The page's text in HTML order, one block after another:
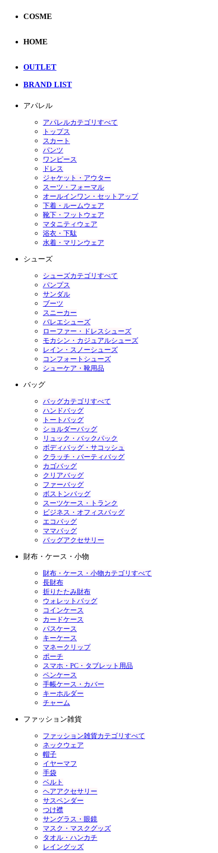
COSME
HOME
OUTLET
BRAND LIST
アパレル
アパレルカテゴリすべて
トップス
スカート
パンツ
ワンピース
ドレス
ジャケット・アウター
スーツ・フォーマル
オールインワン・セットアップ
下着・ルームウェア
靴下・フットウェア
マタニティウェア
浴衣・下駄
水着・マリンウェア
シューズ
シューズカテゴリすべて
パンプス
サンダル
ブーツ
スニーカー
バレエシューズ
ローファー・ドレスシューズ
モカシン・カジュアルシューズ
レイン・スノーシューズ
コンフォートシューズ
シューケア・靴用品
バッグ
バッグカテゴリすべて
ハンドバッグ
トートバッグ
ショルダーバッグ
リュック・バックパック
ボディバッグ・サコッシュ
クラッチ・パーティバッグ
カゴバッグ
クリアバッグ
ファーバッグ
ボストンバッグ
スーツケース・トランク
ビジネス・オフィスバッグ
エコバッグ
ママバッグ
バッグアクセサリー
財布・ケース・小物
財布・ケース・小物カテゴリすべて
長財布
折りたたみ財布
ウォレットバッグ
コインケース
カードケース
パスケース
キーケース
マネークリップ
ポーチ
スマホ・PC・タブレット用品
ペンケース
手帳ケース・カバー
キーホルダー
チャーム
ファッション雑貨
ファッション雑貨カテゴリすべて
ネックウェア
帽子
イヤーマフ
手袋
ベルト
ヘアアクセサリー
サスペンダー
つけ襟
サングラス・眼鏡
マスク・マスクグッズ
タオル・ハンカチ
レイングッズ